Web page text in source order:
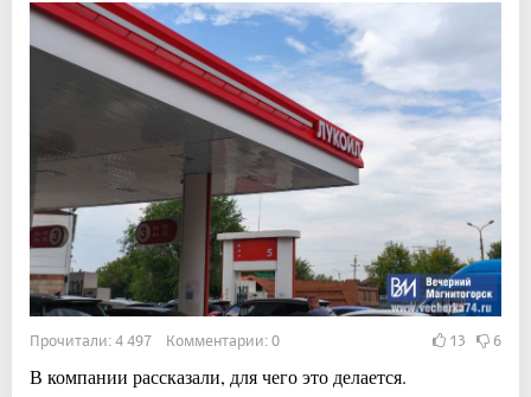
Прочитали: 4 497 Комментарии: 0 13 6
В компании рассказали, для чего это делается.